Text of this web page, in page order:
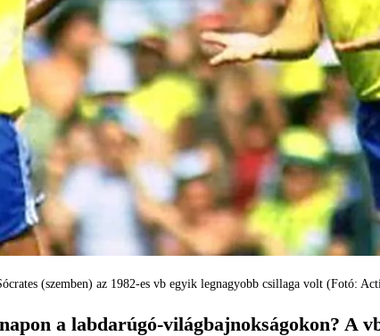
(szemben) az 1982-es vb egyik legnagyobb csillaga volt (Fotó:
a labdarúgó-világbajnokságokon? A